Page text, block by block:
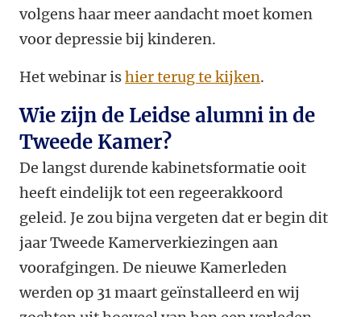
volgens haar meer aandacht moet komen
voor depressie bij kinderen.
Het webinar ishier terug te kijken.
Wie zijn de Leidse alumni in de
Tweede Kamer?
De langst durende kabinetsformatie ooit
heeft eindelijk tot een regeerakkoord
geleid. Je zou bijna vergeten dat er begin dit
jaar Tweede Kamerverkiezingen aan
voorafgingen. De nieuwe Kamerleden
werden op 31 maart geïnstalleerd en wij